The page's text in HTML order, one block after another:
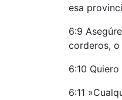
esa
6:9
corderos,
6:10
6:11